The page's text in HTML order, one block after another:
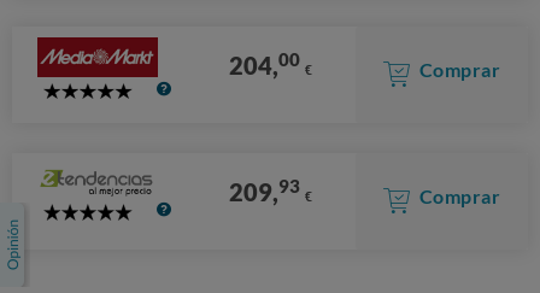
5
204,00 € Comprar
5
209,93 € Comprar